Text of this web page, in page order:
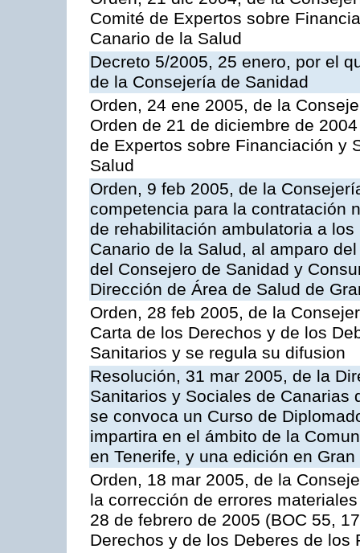
Comité de Expertos sobre
Canario de la Salud
Decreto 5/2005, 25 enero, por el
de la Consejería de Sanidad
Orden, 24 ene 2005, de la
Orden de 21 de diciembre de
de Expertos sobre Financiación y
Salud
Orden, 9 feb 2005, de la
competencia para la contratación
de rehabilitación ambulatoria a
Canario de la Salud, al amparo
del Consejero de Sanidad y
Dirección de Área de Salud de
Orden, 28 feb 2005, de la
Carta de los Derechos y de los
Sanitarios y se regula su difusion
Resolución, 31 mar 2005, de la
Sanitarios y Sociales de Canarias
se convoca un Curso de
impartira en el ámbito de la
en Tenerife, y una edición en
Orden, 18 mar 2005, de la
la corrección de errores
28 de febrero de 2005 (BOC 55,
Derechos y de los Deberes de